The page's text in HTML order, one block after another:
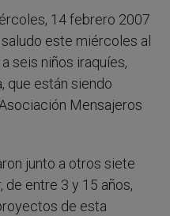
14 febrero 2007
este miércoles al
seis niños iraquíes,
que están siendo
Mensajeros
junto a otros siete
de entre 3 y 15 años,
de esta